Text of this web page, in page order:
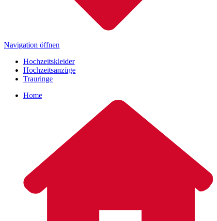
Navigation öffnen
Hochzeitskleider
Hochzeitsanzüge
Trauringe
Home